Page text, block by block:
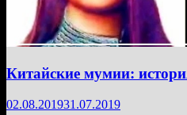
Китайские мумии:
02.08.201931.07.2019